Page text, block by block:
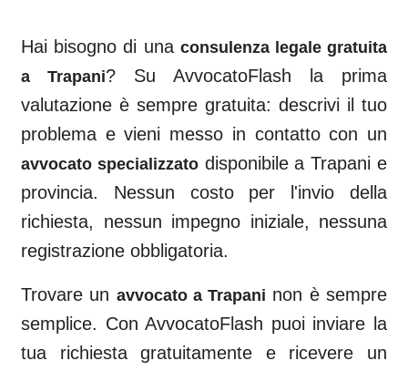
Hai bisogno di una consulenza legale gratuita
a Trapani? Su AvvocatoFlash la prima
valutazione è sempre gratuita: descrivi il tuo
problema e vieni messo in contatto con un
avvocato specializzato disponibile aTrapani e
provincia. Nessun costo per l'invio della
richiesta, nessun impegno iniziale, nessuna
registrazione obbligatoria.
Trovare un avvocato aTrapani non è sempre
semplice. Con AvvocatoFlash puoi inviare la
tua richiesta gratuitamente e ricevere un